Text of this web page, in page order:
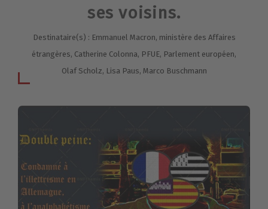
ses voisins.
Destinataire(s) : Emmanuel Macron, ministère des Affaires
étrangères, Catherine Colonna, PFUE, Parlement européen,
Olaf Scholz, Lisa Paus, Marco Buschmann